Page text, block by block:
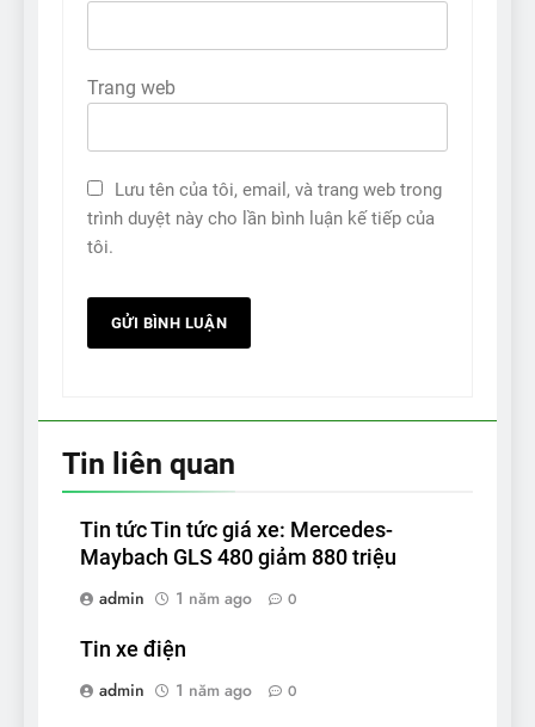
Trang web
Lưu tên của tôi, email, và trang web trong
trình duyệt này cho lần bình luận kế tiếp của
tôi.
Tin liên quan
Tin tức Tin tức giá xe: Mercedes-
Maybach GLS 480 giảm 880 triệu
admin
1 năm ago 0
Tin xe điện
admin
1 năm ago 0